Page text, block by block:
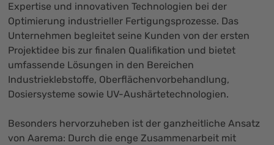
Expertise und innovativen Technologien bei der
Optimierung industrieller Fertigungsprozesse. Das
Unternehmen begleitet seine Kunden von der ersten
Projektidee bis zur finalen Qualifikation und bietet
umfassende Lösungen in den Bereichen
Industrieklebstoffe, Oberflächenvorbehandlung,
Dosiersysteme sowie UV-Aushärtetechnologien.
Besonders hervorzuheben ist der ganzheitliche Ansatz
von Aarema: Durch die enge Zusammenarbeit mit